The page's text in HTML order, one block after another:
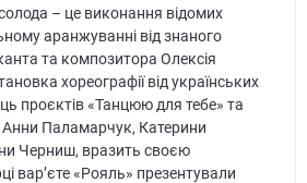
– це виконання відомих
аранжуванні від знаного
та композитора Олексія
хореографії від українських
проєктів «Танцюю для тебе» та
Анни Паламарчук, Катерини
Черниш, вразить своєю
вар’єте «Рояль» презентували